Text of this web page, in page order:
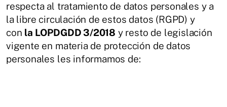
respecta al tratamiento de datos personales y a
la libre circulación de estos datos (RGPD) y
con la LOPDGDD 3/2018 y resto de legislación
vigente en materia de protección de datos
personales les informamos de: